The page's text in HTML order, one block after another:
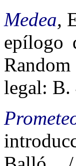
Medea,
epílogo
legal: B.